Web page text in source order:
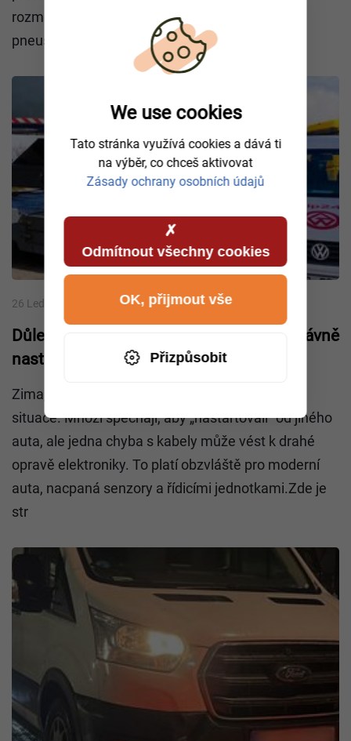
rozměru 385/65 R22.5.Pro přivolání mobilního
pneuservisu kdekoliv v N
26 Leden 2026
Důležitá pravidla pro „startování“: jak správně
nastartovat auto
Zima, mráz a motor nechce naskočit? Známá
situace. Mnozí spěchají, aby „nastartovali“ od jiného
auta, ale jedna chyba s kabely může vést k drahé
opravě elektroniky. To platí obzvláště pro moderní
auta, nacpaná senzory a řídicími jednotkami.Zde je
str
We use cookies
Tato stránka využívá cookies a dává ti
na výběr, co chceš aktivovat
Zásady ochrany osobních údajů
Odmítnout všechny cookies
Přizpůsobit
OK, přijmout vše